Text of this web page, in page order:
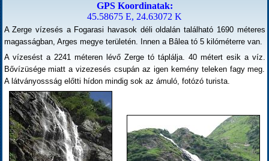
GPS Koordinatak:
45.58675 E, 24.63072 K
A Zerge vízesés a Fogarasi havasok déli oldalán található 1690 méteres
magasságban, Arges megye területén. Innen a Bâlea tó 5 kilóméterre van.
A vízesést a 2241 méteren lévő Zerge tó táplálja. 40 métert esik a víz.
Bővízüsége miatt a vizezesés csupán az igen kemény teleken fagy meg.
A látványossság előtti hídon mindig sok az ámuló, fotózó turista.